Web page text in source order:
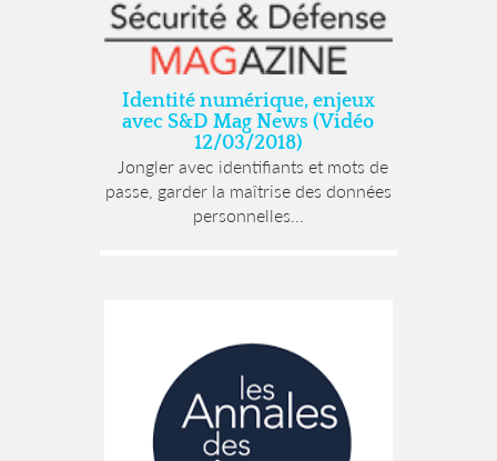
Identité numérique, enjeux
avec S&D Mag News (Vidéo
12/03/2018)
Jongler avec identifiants et mots de
passe, garder la maîtrise des données
personnelles...